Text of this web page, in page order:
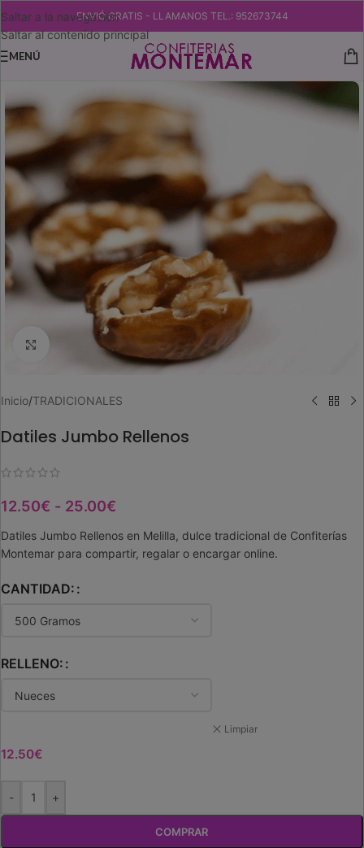
Saltar a la navegación
Saltar al contenido principal
ENVIÓ GRATIS - LLAMANOS TEL.: 952673744
MENÚ
Ampliar imagen
Inicio/TRADICIONALES
Datiles Jumbo Rellenos
12.50€ - 25.00€
Datiles Jumbo Rellenos en Melilla, dulce tradicional de Confiterías
Montemar para compartir, regalar o encargar online.
CANTIDAD:
RELLENO:
Limpiar
12.50€
- +
COMPRAR